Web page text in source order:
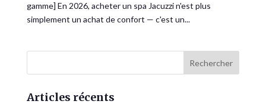
gamme] En 2026, acheter un spa Jacuzzi n'est plus
simplement un achat de confort — c'est un...
Articles récents